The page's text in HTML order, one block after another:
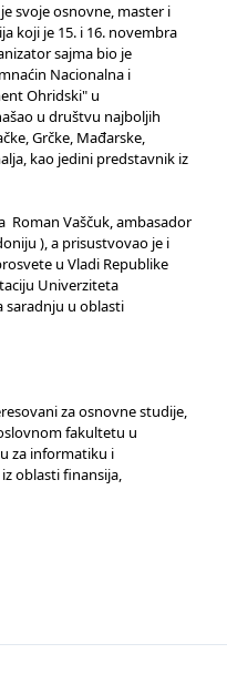
svoje osnovne, master i
koji je 15. i 16. novembra
sajma bio je
Nacionalna i
Ohridski" u
u društvu najboljih
Grčke, Mađarske,
kao jedini predstavnik iz
Roman Vaščuk, ambasador
), a prisustvovao je i
u Vladi Republike
Univerziteta
saradnju u oblasti
za osnovne studije,
fakultetu u
za informatiku i
oblasti finansija,